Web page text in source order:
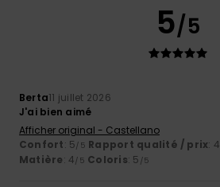
5/5
Berta11 juillet 2026
J'ai bien aimé
Afficher original - Castellano
Confort: 5/5 Rapport qualité / prix: 4
Matière: 4/5 Coloris: 5 /5